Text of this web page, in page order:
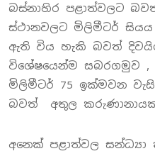
බස්නාහිර පළාත්වලට
ස්ථානවලට මිලිමීටර්
ඇති විය හැකි බවත්
විශේෂයෙන්ම සබරගමුව
මිලිමීටර් 75 ඉක්මවන
බවත් අතුල
අනෙක් පළාත්වල සන්ධ්‍යා